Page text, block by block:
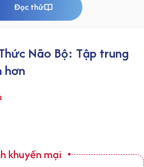
Đọc thử
Não Bộ: Tập trung
hơn
khuyến mại